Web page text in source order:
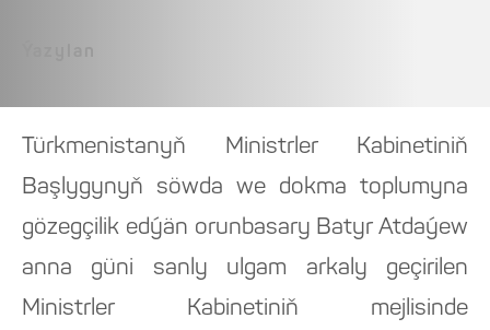
Türkmenistanyň Ministrler Kabinetiniň
Başlygynyň söwda we dokma toplumyna
gözegçilik edýän orunbasary Batyr Atdaýew
anna güni sanly ulgam arkaly geçirilen
Ministrler Kabinetiniň mejlisinde